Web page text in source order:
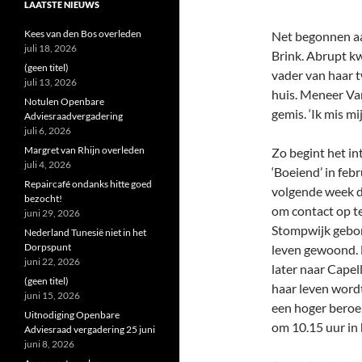
Net begonnen
Brink. Abrupt
vader van haar
huis. Meneer
gemis. ‘Ik mis
Zo begint het
‘Boeiend’ in
volgende week
om contact op
Stompwijk
leven
later naar
haar leven
een hoger
om 10.15 uur in
LAATSTE NIEUWS
Kees van den Bos overleden
juli 18, 2026
(geen titel)
juli 13, 2026
Notulen Openbare
Adviesraadvergadering
juli 6, 2026
Margret van Rhijn overleden
juli 4, 2026
Repaircafé ondanks hitte goed
bezocht!
juni 29, 2026
Nederland Tunesië niet in het
Dorpspunt
juni 22, 2026
(geen titel)
juni 15, 2026
Uitnodiging Openbare
Adviesraad vergadering 25 juni
juni 8, 2026